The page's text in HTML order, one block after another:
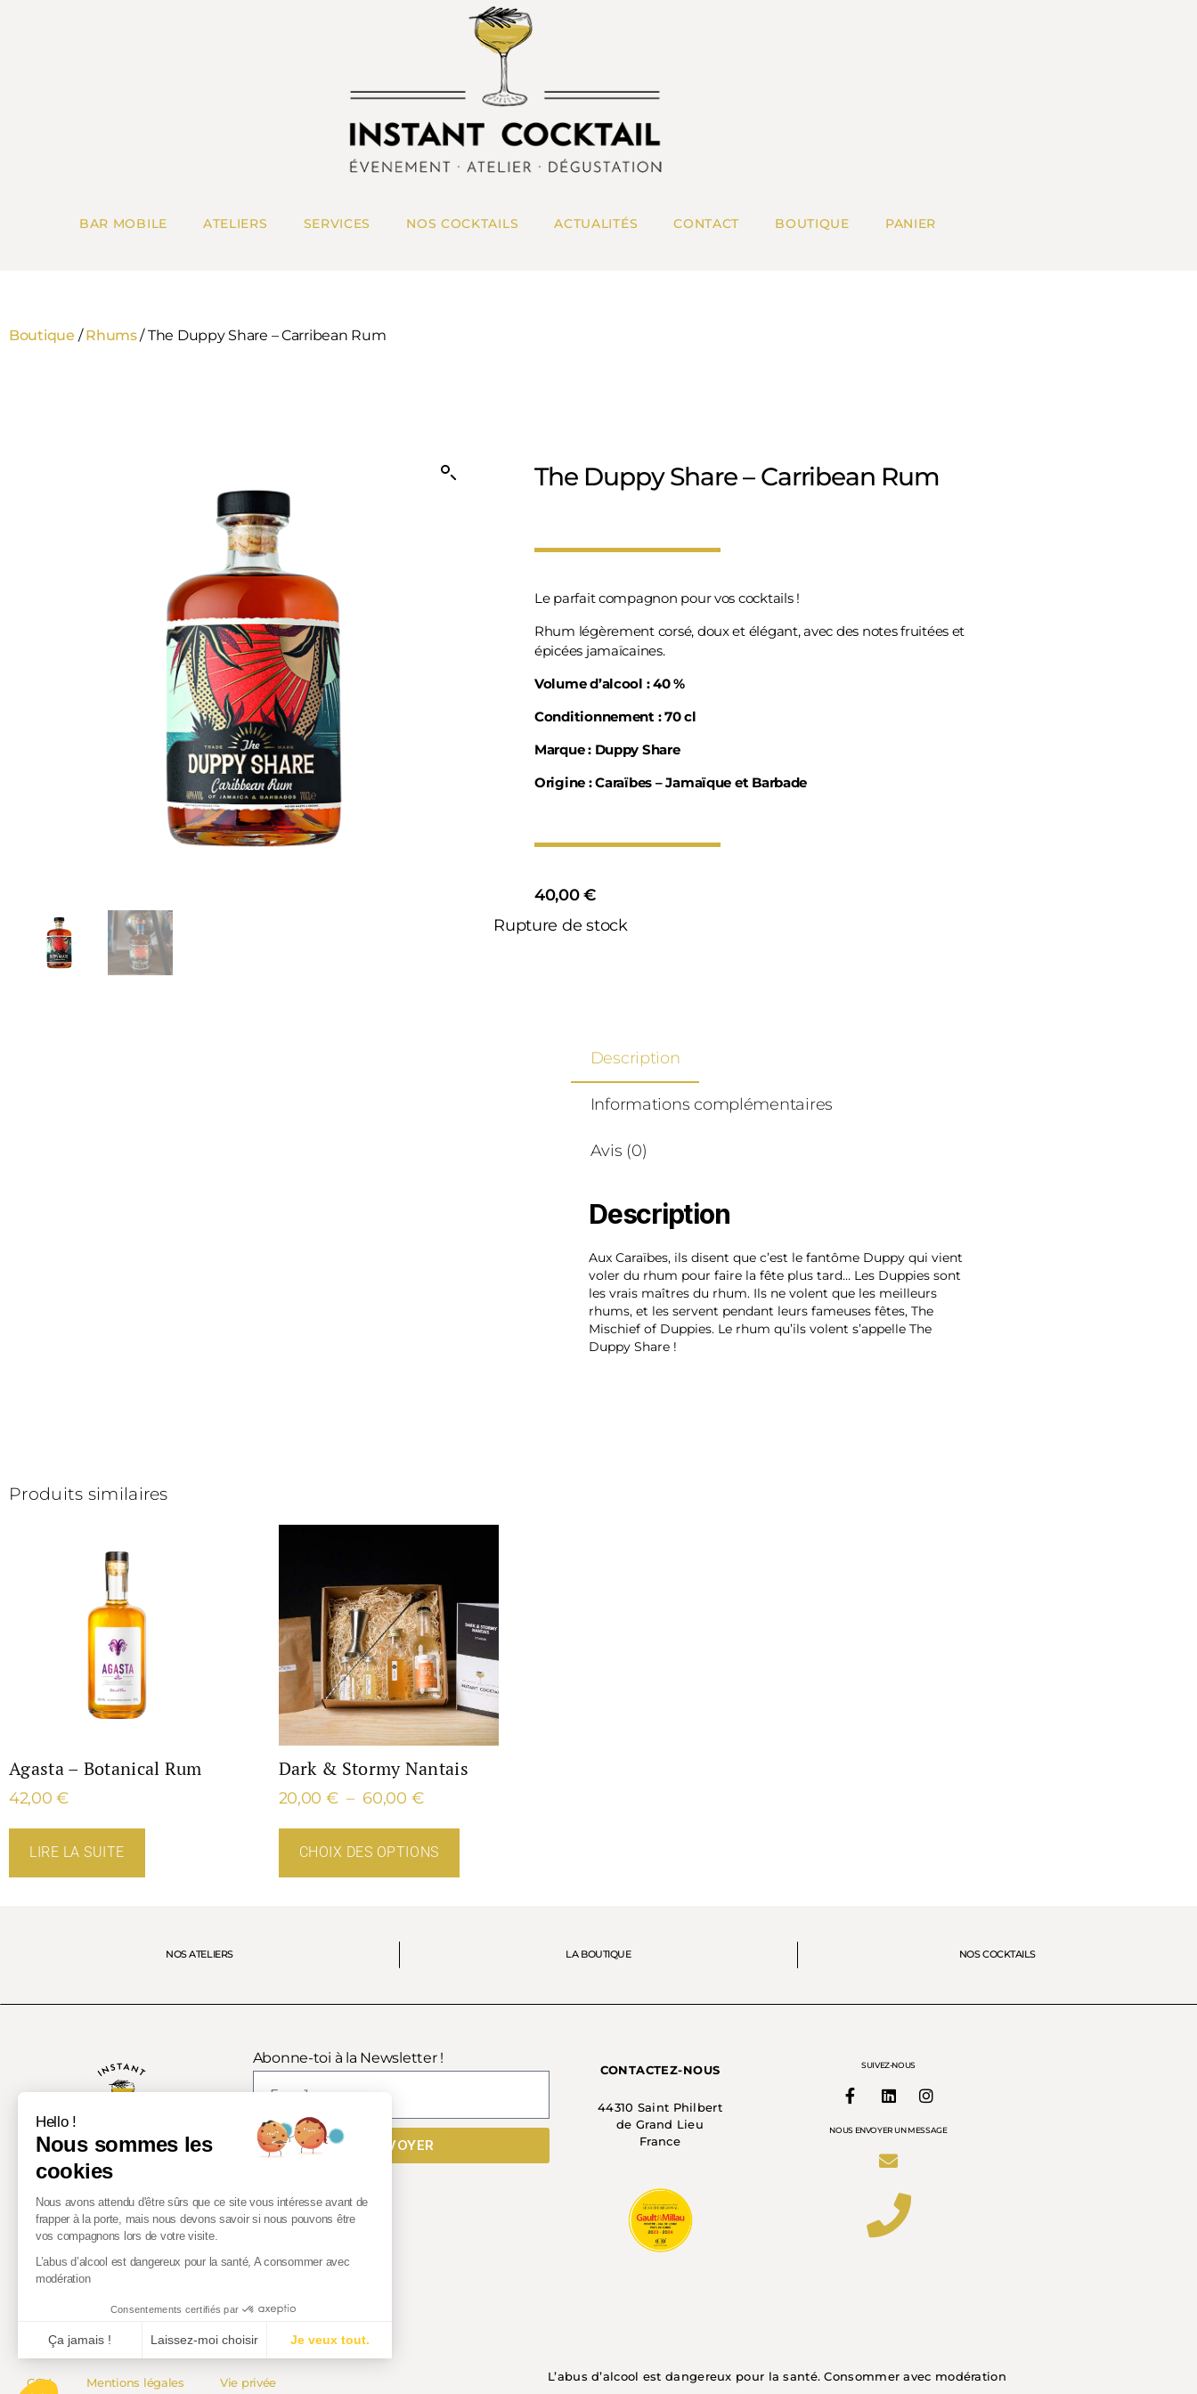
BAR MOBILE ATELIERS SERVICES NOS COCKTAILS ACTUALITÉS CONTACT BOUTIQUE PANIER
Boutique /Rhums/ The Duppy Share – Carribean Rum
The Duppy Share – Carribean Rum
Le parfait compagnon pour vos cocktails !
Rhum légèrement corsé, doux et élégant, avec des notes fruitées et
épicées jamaïcaines.
Volume d’alcool : 40 %
Conditionnement : 70 cl
Marque : Duppy Share
Origine : Caraïbes – Jamaïque et Barbade
40,00€
Rupture de stock
Description
Informations complémentaires
Avis (0)
Description
Aux Caraïbes, ils disent que c’est le fantôme Duppy qui vient
voler du rhum pour faire la fête plus tard… Les Duppies sont
les vrais maîtres du rhum. Ils ne volent que les meilleurs
rhums, et les servent pendant leurs fameuses fêtes, The
Mischief of Duppies. Le rhum qu’ils volent s’appelle The
Duppy Share !
Produits similaires
Agasta – Botanical Rum
42,00€
LIRE LA SUITE
Dark & Stormy Nantais
20,00 € – 60,00 €
CHOIX DES OPTIONS
NOS ATELIERS LA BOUTIQUE NOS COCKTAILS
Abonne-toi à la Newsletter !
ENVOYER
CONTACTEZ-NOUS
44310 Saint Philbert
de Grand Lieu
France
SUIVEZ-NOUS
NOUS ENVOYER UN MESSAGE
CGV Mentions légales Vie privée L’abus d’alcool est dangereux pour la santé. Consommer avec modération
Hello !
Nous sommes les
cookies
Nous avons attendu d'être sûrs que ce site vous intéresse avant de
frapper à la porte, mais nous devons savoir si nous pouvons être
vos compagnons lors de votre visite.
L’abus d’alcool est dangereux pour la santé, A consommer avec
modération
Consentements certifiés par
Ça jamais ! Laissez-moi choisir Je veux tout.